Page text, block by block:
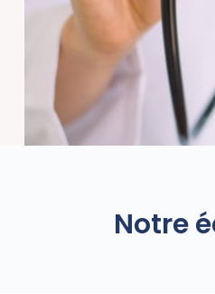
Notre